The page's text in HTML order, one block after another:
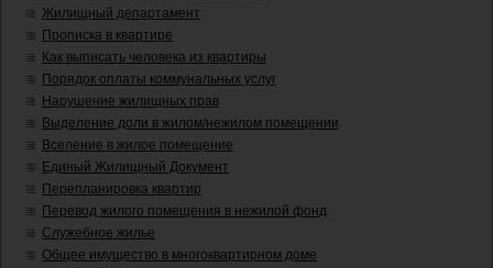
Жилищный департамент
Прописка в квартире
Как выписать человека из квартиры
Порядок оплаты коммунальных услуг
Нарушение жилищных прав
Выделение доли в жилом/нежилом помещении
Вселение в жилое помещение
Единый Жилищный Документ
Перепланировка квартир
Перевод жилого помещения в нежилой фонд
Служебное жилье
Общее имущество в многоквартирном доме